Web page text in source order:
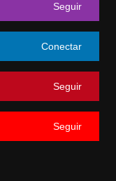
Seguir
Conectar
Seguir
Seguir